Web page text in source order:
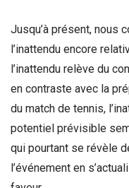
Jusqu’à présent, nous
l’inattendu encore
l’inattendu relève du
en contraste avec la
du match de tennis,
potentiel prévisible
qui pourtant se révèle
l’événement en